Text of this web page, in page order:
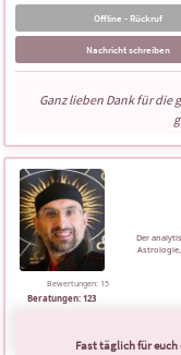
Ganz lieben Dank für
Offline - Rückruf
Nachricht schreiben
Beratungen: 123
Bewertungen: 15
Der
Fast täglich für